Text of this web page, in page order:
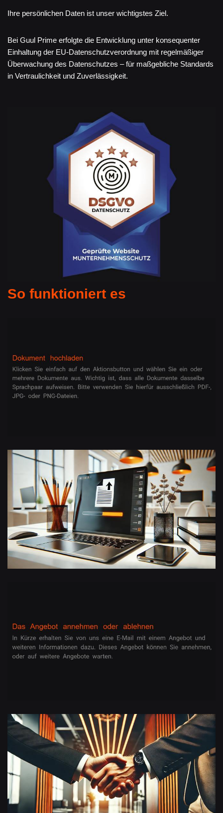
Ihre persönlichen Daten ist unser wichtigstes Ziel.
Bei Guul Prime erfolgte die Entwicklung unter konsequenter
Einhaltung der EU-Datenschutzverordnung mit regelmäßiger
Überwachung des Datenschutzes – für maßgebliche Standards
in Vertraulichkeit und Zuverlässigkeit.
So funktioniert es